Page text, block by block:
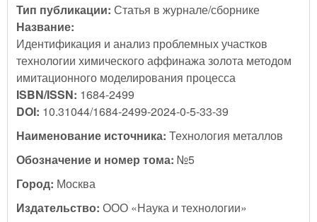
Тип публикации: Статья в журнале/сборнике
Название:
Идентификация и анализ проблемных участков
технологии химического аффинажа золота методом
имитационного моделирования процесса
ISBN/ISSN: 1684-2499
DOI: 10.31044/1684-2499-2024-0-5-33-39
Наименование источника: Технология металлов
Обозначение и номер тома: №5
Город: Москва
Издательство: ООО «Наука и технологии»